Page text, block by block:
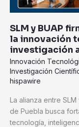
SLM y BUAP
la innovación
investigación
Innovación
Investigación
hispawire
La alianza entre
de Puebla busca
tecnología,
tecnológica
la
investigación
aplicada